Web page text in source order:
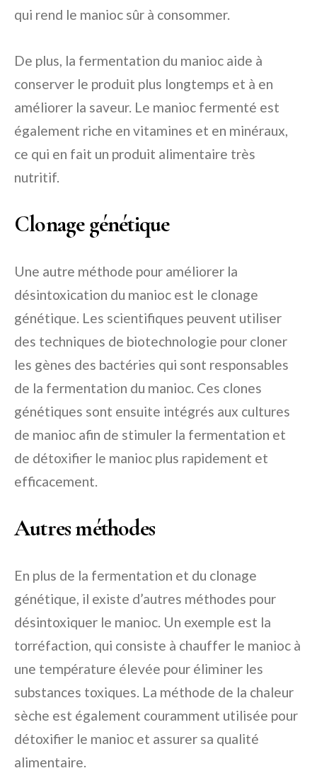
qui rend le manioc sûr à consommer.
De plus, la fermentation du manioc aide à
conserver le produit plus longtemps et à en
améliorer la saveur. Le manioc fermenté est
également riche en vitamines et en minéraux,
ce qui en fait un produit alimentaire très
nutritif.
Clonage génétique
Une autre méthode pour améliorer la
désintoxication du manioc est le clonage
génétique. Les scientifiques peuvent utiliser
des techniques de biotechnologie pour cloner
les gènes des bactéries qui sont responsables
de la fermentation du manioc. Ces clones
génétiques sont ensuite intégrés aux cultures
de manioc afin de stimuler la fermentation et
de détoxifier le manioc plus rapidement et
efficacement.
Autres méthodes
En plus de la fermentation et du clonage
génétique, il existe d’autres méthodes pour
désintoxiquer le manioc. Un exemple est la
torréfaction, qui consiste à chauffer le manioc à
une température élevée pour éliminer les
substances toxiques. La méthode de la chaleur
sèche est également couramment utilisée pour
détoxifier le manioc et assurer sa qualité
alimentaire.